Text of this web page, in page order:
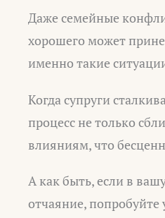
Даже семейные
хорошего может
именно такие
Когда супруги
процесс не только
влияниям, что
А как быть, если в
отчаяние, попробуйте